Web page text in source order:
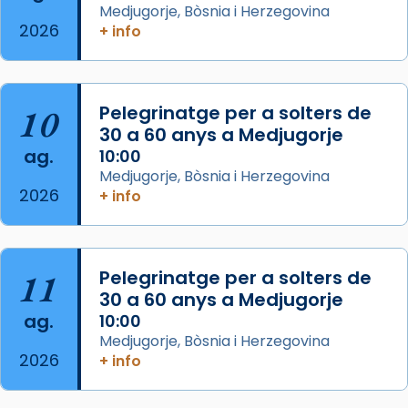
col·laboradors, a la Catedral de Barcelona.
Mons. David Abadías.
📸 Dr. G. Simón
Photo
2 weeks ago
Memòria de les santes Juliana i
Semproniana, verges i màrtirs.
Acompanyant la història de sant Cugat, a
partir de l’Edat Mitjana sorgeix la tradició
2026
Medjugorje, Bòsnia i Herzegovina
+ info
10
ag.
2026
Pelegrinatge per a solters de
30 a 60 anys a Medjugorje
10:00
Medjugorje, Bòsnia i Herzegovina
+ info
11
ag.
2026
Pelegrinatge per a solters de
30 a 60 anys a Medjugorje
10:00
Medjugorje, Bòsnia i Herzegovina
+ info